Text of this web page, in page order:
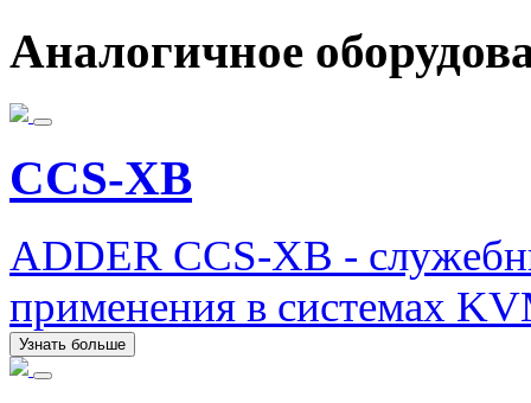
Аналогичное
CCS-XB
ADDER CCS-XB -
применения в системах
Узнать больше